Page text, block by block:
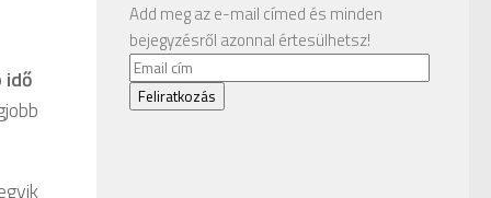
idő
Add meg az e-mail címed és minden
bejegyzésről azonnal értesülhetsz!
Email
cím
Feliratkozás